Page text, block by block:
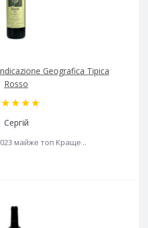
Geografica Tipica
Rosso
Сергій
майже топ Краще ..